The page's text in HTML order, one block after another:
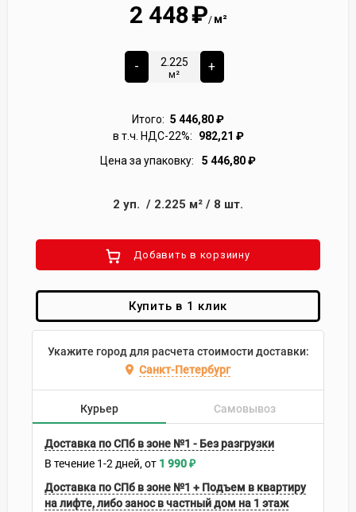
2 448₽/ м²
-
м²
+
Итого: 5 446,80₽
в т.ч. НДС-22%:
982,21 ₽
Цена за упаковку:
5 446,80₽
2 уп. / 2.225 м² / 8 шт.
Добавить в корзиину
Купить в 1 клик
Укажите город для расчета стоимости доставки:
Санкт-Петербург
Курьер Самовывоз
Доставка по СПб в зоне №1 - Без разгрузки
В течение 1-2 дней 1 990₽
Доставка по СПб в зоне №1 + Подъем в квартиру
на лифте, либо занос в частный дом на 1 этаж